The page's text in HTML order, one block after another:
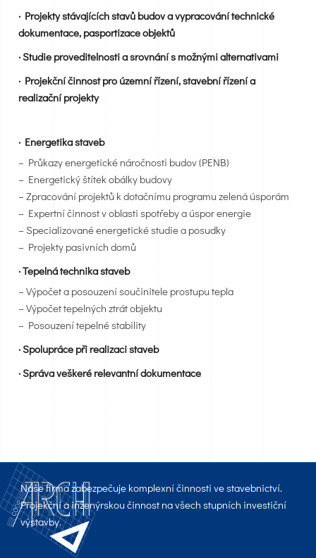
· Projekty stávajících stavů budov a vypracování technické
dokumentace, pasportizace objektů
· Studie proveditelnosti a srovnání s možnými alternativami
· Projekční činnost pro územní řízení, stavební řízení a
realizační projekty
· Energetika staveb
– Průkazy energetické náročnosti budov (PENB)
– Energetický štítek obálky budovy
– Zpracování projektů k dotačnímu programu zelená úsporám
– Expertní činnost v oblasti spotřeby a úspor energie
– Specializované energetické studie a posudky
– Projekty pasivních domů
· Tepelná technika staveb
– Výpočet a posouzení součinitele prostupu tepla
– Výpočet tepelných ztrát objektu
– Posouzení tepelné stability
· Spolupráce při realizaci staveb
· Správa veškeré relevantní dokumentace
Naše firma zabezpečuje komplexní činnosti ve stavebnictví.
Projekční a inženýrskou činnost na všech stupních investiční
výstavby.